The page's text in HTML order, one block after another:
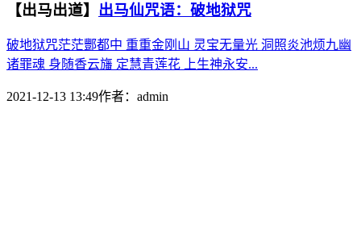
【出马出道】 出马仙咒语：破地狱咒
破地狱咒茫茫酆都中 重重金刚山 灵宝无量光 洞照炎池烦九幽
诸罪魂 身随香云旛 定慧青莲花 上生神永安...
2021-12-13 13:49作者： admin